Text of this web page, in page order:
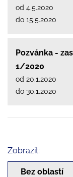
od 4.5.2020
do 15.5.2020
Pozvánka -
1/2020
od 20.1.2020
do 30.1.2020
Zobrazit:
Bez oblastí